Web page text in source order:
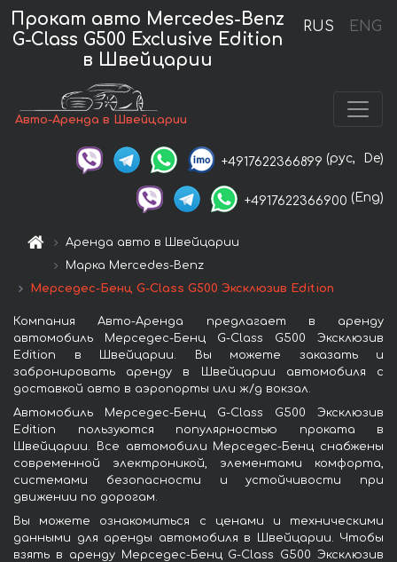
RUS ENG
Прокат авто Mercedes-Benz
G-Class G500 Exclusive Edition
в Швейцарии
Авто-Аренда в Швейцарии
+4917622366899 (рус, De)
+4917622366900 (Eng)
Аренда авто в Швейцарии
Марка Mercedes-Benz
Мерседес-Бенц G-Class G500 Эксклюзив Edition
Компания Авто-Аренда предлагает в аренду
автомобиль Мерседес-Бенц G-Class G500 Эксклюзив
Edition в Швейцарии. Вы можете заказать и
забронировать аренду в Швейцарии автомобиля с
доставкой авто в аэропорты или ж/д вокзал.
Автомобиль Мерседес-Бенц G-Class G500 Эксклюзив
Edition пользуются популярностью проката в
Швейцарии. Все автомобили Мерседес-Бенц снабжены
современной электроникой, элементами комфорта,
системами безопасности и устойчивости при
движении по дорогам.
Вы можете ознакомиться с ценами и техническими
данными для аренды автомобиля в Швейцарии. Чтобы
взять в аренду Мерседес-Бенц G-Class G500 Эксклюзив